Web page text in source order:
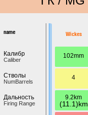
name
Калибр
Caliber
Стволы
NumBarrels
Дальность
Firing Range
Wickes
102mm
4
9.2km
(11.1)km